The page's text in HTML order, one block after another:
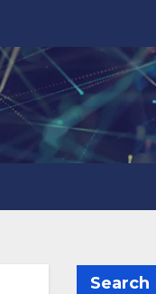
Search